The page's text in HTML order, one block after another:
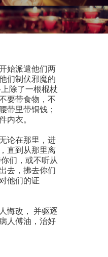
始派遣他们两
们制伏邪魔的
除了一根棍杖
要带食物，不
带里带铜钱；
内衣。
论在那里，进
直到从那里离
们，或不听从
去，拂去你们
他们的证
悔改， 并驱逐
人傅油，治好